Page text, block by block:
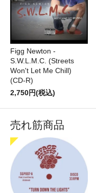
Figg Newton -
S.W.L.M.C. (Streets
Won't Let Me Chill)
(CD-R)
2,750円(税込)
売れ筋商品